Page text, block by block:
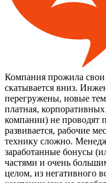
Компания прожила
скатывается вниз.
перегружены, новые
платная,
компании) не проводят
развивается, рабочие
технику сложно.
заработанные бонусы
частями и очень
целом, из негативного